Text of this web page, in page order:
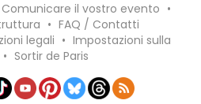
Comunicare il vostro evento •
• FAQ / Contatti
legali • Impostazioni sulla
• Sortir de Paris